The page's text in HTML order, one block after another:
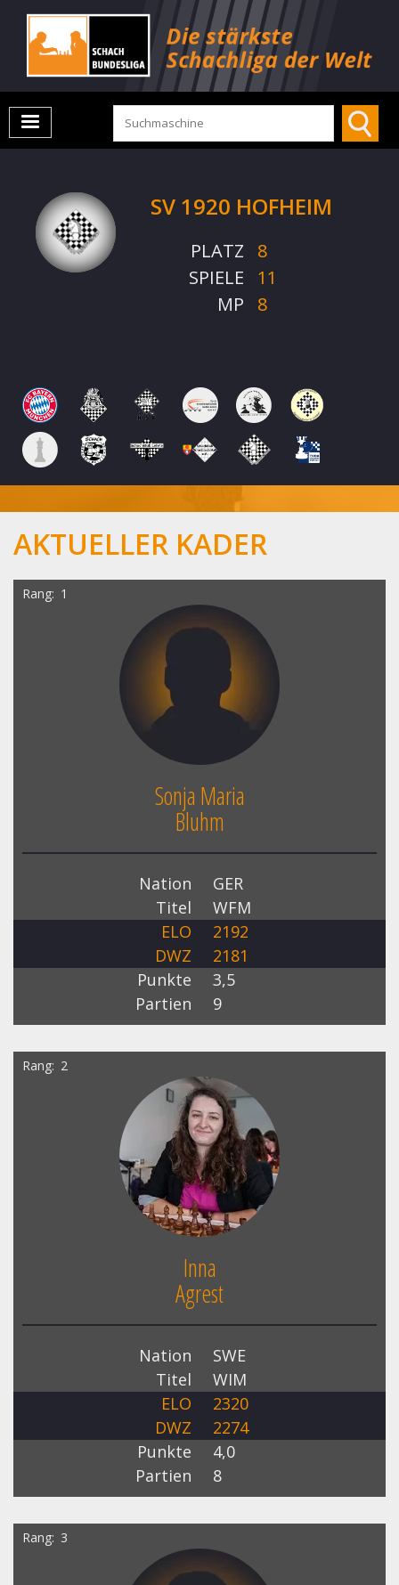
SV 1920 HOFHEIM
PLATZ
8
SPIELE
11
MP
8
AKTUELLER KADER
Rang 1
Sonja Maria
Bluhm
Nation
GER
Titel
WFM
ELO
2192
DWZ
2181
Punkte
3,5
Partien
9
Rang 2
Inna
Agrest
Nation
SWE
Titel
WIM
ELO
2320
DWZ
2274
Punkte
4,0
Partien
8
Rang 3